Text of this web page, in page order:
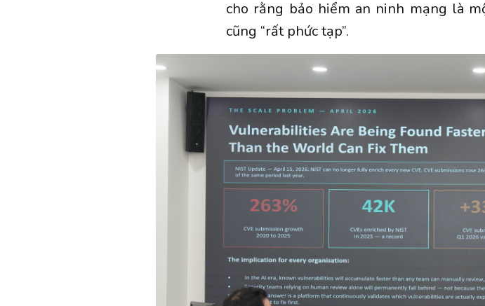
cho rằng bảo hiểm an ninh mạng là
cũng “rất phức tạp”.